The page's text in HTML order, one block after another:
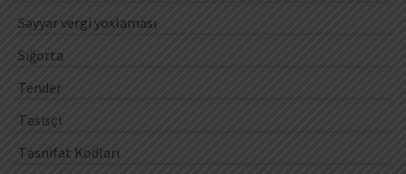
Səyyar vergi yoxlaması
Sığorta
Tender
Təsisçi
Təsnifat Kodları